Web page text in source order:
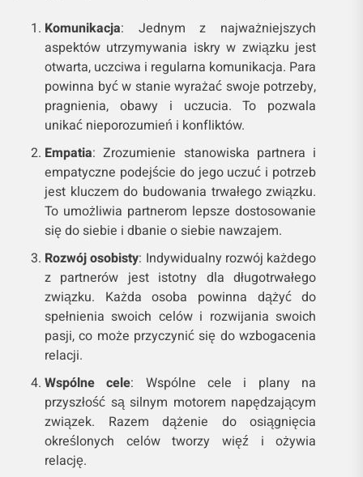
Komunikacja: Jednym z najważniejszych
aspektów utrzymywania iskry w związku jest
otwarta, uczciwa i regularna komunikacja. Para
powinna być w stanie wyrażać swoje potrzeby,
pragnienia, obawy i uczucia. To pozwala
unikać nieporozumień i konfliktów.
Empatia: Zrozumienie stanowiska partnera i
empatyczne podejście do jego uczuć i potrzeb
jest kluczem do budowania trwałego związku.
To umożliwia partnerom lepsze dostosowanie
się do siebie i dbanie o siebie nawzajem.
Rozwój osobisty: Indywidualny rozwój każdego
z partnerów jest istotny dla długotrwałego
związku. Każda osoba powinna dążyć do
spełnienia swoich celów i rozwijania swoich
pasji, co może przyczynić się do wzbogacenia
relacji.
Wspólne cele: Wspólne cele i plany na
przyszłość są silnym motorem napędzającym
związek. Razem dążenie do osiągnięcia
określonych celów tworzy więź i ożywia
relację.